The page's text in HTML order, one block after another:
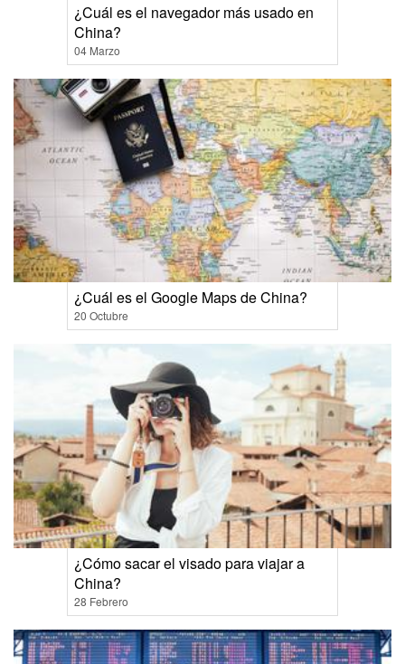
¿Cuál es el navegador más usado en
China?
04 Marzo
¿Cuál es el Google Maps de China?
20 Octubre
¿Cómo sacar el visado para viajar a
China?
28 Febrero